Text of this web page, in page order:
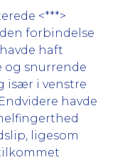
<***>
forbindelse
haft
og snurrende
især i venstre
havde
ligesom